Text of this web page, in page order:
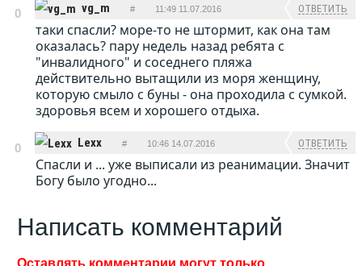
0 vg_m # 11:49 11.07.2016 ОТВЕТИТЬ
таки спасли? море-то не штормит, как она там
оказалась? пару недель назад ребята с
"инвалидного" и соседнего пляжа
действительно вытащили из моря женщину,
которую смыло с буны - она проходила с сумкой.
здоровья всем и хорошего отдыха.
0 Lexx # 10:46 14.07.2016 ОТВЕТИТЬ
Спасли и ... уже выписали из реанимации. Значит
Богу было угодно...
Написать комментарий